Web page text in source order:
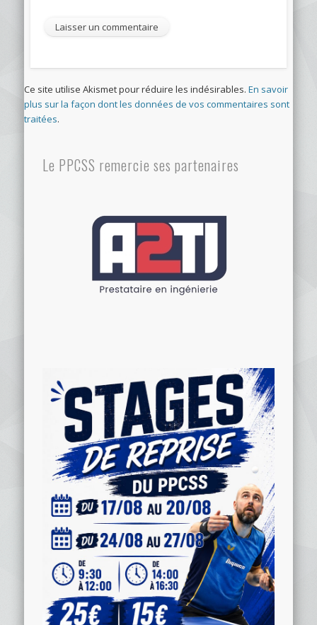
Ce site utilise Akismet pour réduire les indésirables. En savoir
plus sur la façon dont les données de vos commentaires sont
traitées.
Le PPCSS remercie ses partenaires